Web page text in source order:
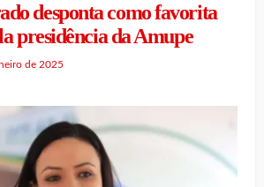
desponta como favorita
presidência da Amupe
de 2025